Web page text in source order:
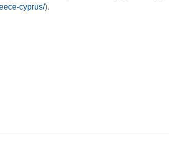
cyprus/).